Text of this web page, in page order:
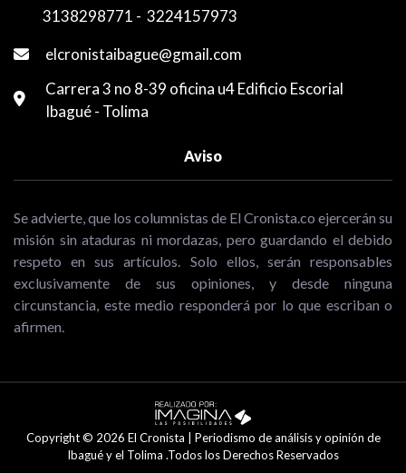
3138298771 - 3224157973
elcronistaibague@gmail.com
Carrera 3 no 8-39 oficina u4 Edificio Escorial
Ibagué - Tolima
Aviso
Se advierte, que los columnistas de El Cronista.co ejercerán su
misión sin ataduras ni mordazas, pero guardando el debido
respeto en sus artículos. Solo ellos, serán responsables
exclusivamente de sus opiniones, y desde ninguna
circunstancia, este medio responderá por lo que escriban o
afirmen.
Copyright © 2026 El Cronista | Periodismo de análisis y opinión de
Ibagué y el Tolima .Todos los Derechos Reservados